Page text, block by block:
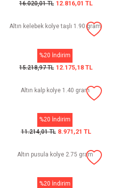
16.020,01 TL 12.816,01 TL
Altın kelebek kolye taşlı 1.90 gram
%20 İndirim
15.218,97 TL 12.175,18 TL
Altın kalp kolye 1.40 gram
%20 İndirim
11.214,01 TL 8.971,21 TL
Altın pusula kolye 2.75 gram
%20 İndirim